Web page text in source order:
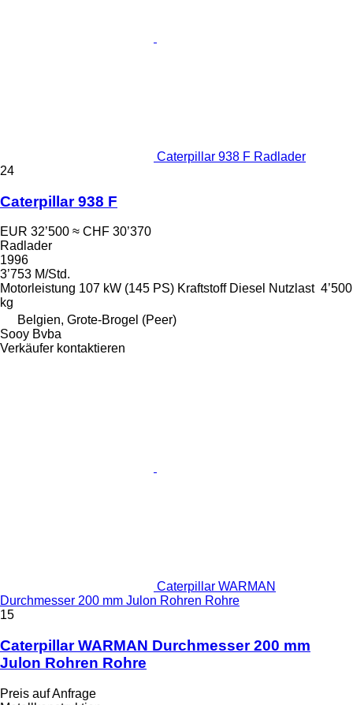
Caterpillar 938 F Radlader
24
Caterpillar 938 F
EUR 32’500 ≈ CHF 30’370
Radlader
1996
3’753 M/Std.
Motorleistung 107 kW (145 PS) Kraftstoff Diesel Nutzlast 4’500
kg
Belgien, Grote-Brogel (Peer)
Sooy Bvba
Verkäufer kontaktieren
Caterpillar WARMAN
Durchmesser 200 mm Julon Rohren Rohre
15
Caterpillar WARMAN Durchmesser 200 mm
Julon Rohren Rohre
Preis auf Anfrage